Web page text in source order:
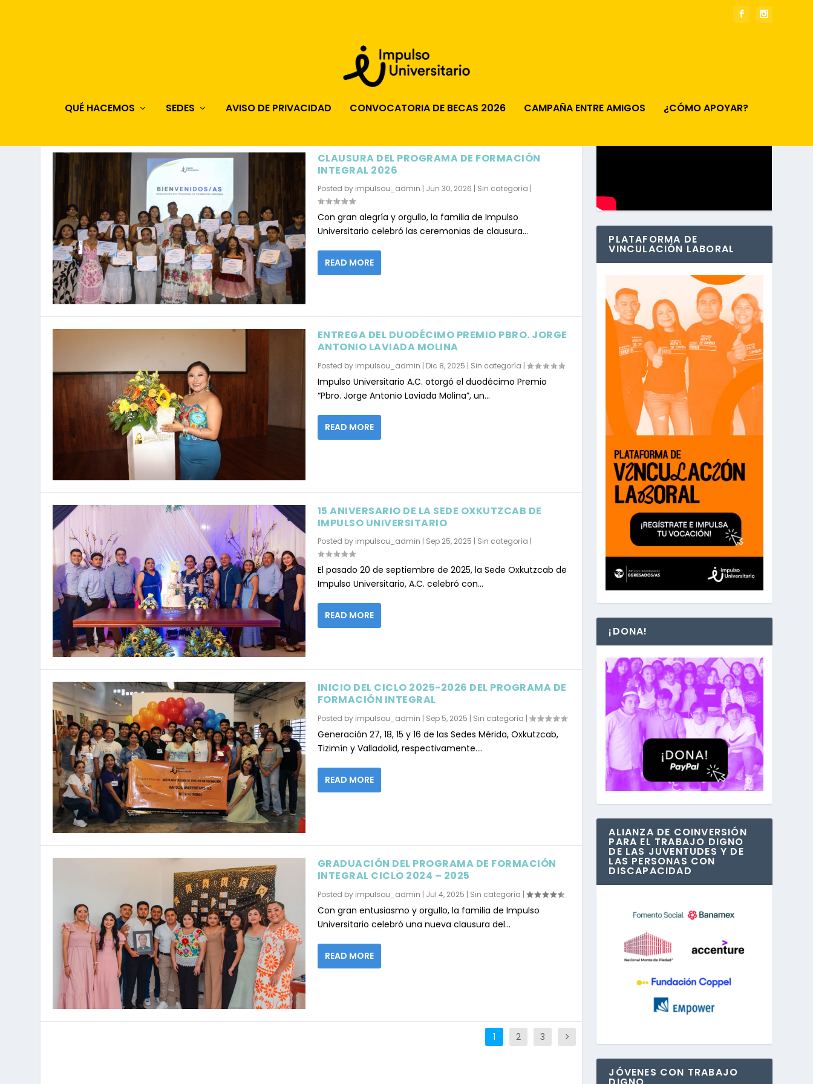
QUÉ HACEMOS SEDES AVISO DE PRIVACIDAD CONVOCATORIA DE BECAS 2026 CAMPAÑA ENTRE AMIGOS ¿CÓMO APOYAR?
AUTOR:
CLAUSURA DEL PROGRAMA DE FORMACIÓN
INTEGRAL 2026
Posted by impulsou_admin | Jun 30, 2026 | Sin categoría |
Con gran alegría y orgullo, la familia de Impulso
Universitario celebró las ceremonias de clausura...
READ MORE
ENTREGA DEL DUODÉCIMO PREMIO PBRO. JORGE
ANTONIO LAVIADA MOLINA
Posted by impulsou_admin | Dic 8, 2025 | Sin categoría |
Impulso Universitario A.C. otorgó el duodécimo Premio
“Pbro. Jorge Antonio Laviada Molina”, un...
READ MORE
15 ANIVERSARIO DE LA SEDE OXKUTZCAB DE
IMPULSO UNIVERSITARIO
Posted by impulsou_admin | Sep 25, 2025 | Sin categoría |
El pasado 20 de septiembre de 2025, la Sede Oxkutzcab de
Impulso Universitario, A.C. celebró con...
READ MORE
INICIO DEL CICLO 2025-2026 DEL PROGRAMA DE
FORMACIÓN INTEGRAL
Posted by impulsou_admin | Sep 5, 2025 | Sin categoría |
Generación 27, 18, 15 y 16 de las Sedes Mérida, Oxkutzcab,
Tizimín y Valladolid, respectivamente....
READ MORE
GRADUACIÓN DEL PROGRAMA DE FORMACIÓN
INTEGRAL CICLO 2024 – 2025
Posted by impulsou_admin | Jul 4, 2025 | Sin categoría |
Con gran entusiasmo y orgullo, la familia de Impulso
Universitario celebró una nueva clausura del...
READ MORE
1 2 3
PLATAFORMA DE
VINCULACIÓN LABORAL
¡DONA!
ALIANZA DE COINVERSIÓN
PARA EL TRABAJO DIGNO
DE LAS JUVENTUDES Y DE
LAS PERSONAS CON
DISCAPACIDAD
JÓVENES CON TRABAJO